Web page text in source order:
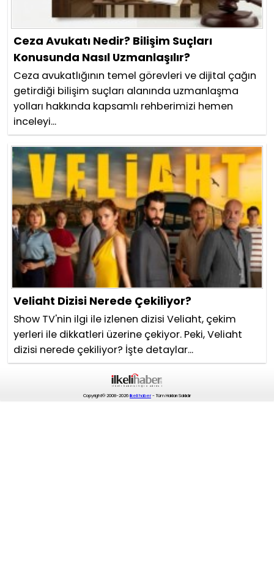
Ceza Avukatı Nedir? Bilişim Suçları
Konusunda Nasıl Uzmanlaşılır?
Ceza avukatlığının temel görevleri ve dijital çağın
getirdiği bilişim suçları alanında uzmanlaşma
yolları hakkında kapsamlı rehberimizi hemen
inceleyi...
Veliaht Dizisi Nerede Çekiliyor?
Show TV'nin ilgi ile izlenen dizisi Veliaht, çekim
yerleri ile dikkatleri üzerine çekiyor. Peki, Veliaht
dizisi nerede çekiliyor? İşte detaylar...
Copyright© 2008-2026ilkeli haber- Tüm Hakları Saklıdır